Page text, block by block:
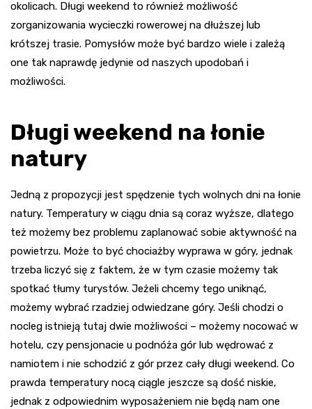
okolicach. Długi weekend to również możliwość
zorganizowania wycieczki rowerowej na dłuższej lub
krótszej trasie. Pomysłów może być bardzo wiele i zależą
one tak naprawdę jedynie od naszych upodobań i
możliwości.
Długi weekend na łonie
natury
Jedną z propozycji jest spędzenie tych wolnych dni na łonie
natury. Temperatury w ciągu dnia są coraz wyższe, dlatego
też możemy bez problemu zaplanować sobie aktywność na
powietrzu. Może to być chociażby wyprawa w góry, jednak
trzeba liczyć się z faktem, że w tym czasie możemy tak
spotkać tłumy turystów. Jeżeli chcemy tego uniknąć,
możemy wybrać rzadziej odwiedzane góry. Jeśli chodzi o
nocleg istnieją tutaj dwie możliwości – możemy nocować w
hotelu, czy pensjonacie u podnóża gór lub wędrować z
namiotem i nie schodzić z gór przez cały długi weekend. Co
prawda temperatury nocą ciągle jeszcze są dość niskie,
jednak z odpowiednim wyposażeniem nie będą nam one